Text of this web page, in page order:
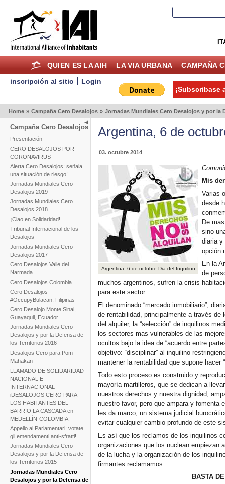
QUIEN ES LA AIH LA VIA URBANA CAMPAÑA
inscripción al sitio
Login
¡Subscribase
Home » Campaña Cero Desalojos » Jornadas Mundiales Cero Desalojos y por la
Campaña Cero Desalojos
Presentación
CERO DESALOJOS POR
CORONAVIRUS
Alerta Cero Desalojos: señala
una situación de riesgo!
Jornadas Mundiales Cero
Desalojos 2019
Jornadas Mundiales Cero
Desalojos 2018
¡Ciao en Solidaridad!
Tribunal Internacional de los
Desalojos
Jornadas Mundiales Cero
Desalojos 2017
Cero Desalojos Valle del
Narmada
Cero Desalojos Colombia
Cero Desalojos
#OccupyBulacan, Filipinas
Cero Desalojo Monte Sinai,
Guayaquil, Ecuador
Jornadas Mundiales Cero
Desalojos y por la Defensa de
los Territorios 2016
Desalojos Cero para Pom
Mahakan
LLAMADO DE SOLIDARIDAD
NACIONAL E
INTERNACIONAL -
iDESALOJOS CERO PARA
LOS HABITANTES DEL
BARRIO LA CASCADA en
MEDELLÍN-COLOMBIA!
Appello ai Parlamentari: votate
gli emendamenti anti-sfratti!
Jornadas Mundiales Cero
Desalojos y por la Defensa de
los Territorios 2015
Jornadas Mundiales Cero
Desalojos y por la Defensa de
Argentina, 6 de
03. octubre 2014
Argentina, 6 de octubre Dia del Inquilino
Mis
Varias
desde
De
sino
diaria y
opción
En la
de
muchos argentinos, sufren la crisis
para este sector.
El denominado “mercado inmobiliario”,
de rentabilidad, principalmente a través
del alquiler, la “selección” de inquilinos
los sectores mas vulnerables de las
ocultos bajo la idea de “acuerdo entre
objetivo: “disciplinar” al inquilino
mantener la rentabilidad que supone hacer
Todo esto proceso es construido y
mayoría martilleros, que se dedican a
nuestros derechos y nuestra dignidad,
nuestro favor, pero que ampara y fomenta
les da marco, un sistema judicial
evitar cualquier cambio profundo de este
Es así que los reclamos de los inquilinos
organizaciones que los nuclean empiezan
de la lucha y la organización de los
firmantes reclamamos:
BASTA